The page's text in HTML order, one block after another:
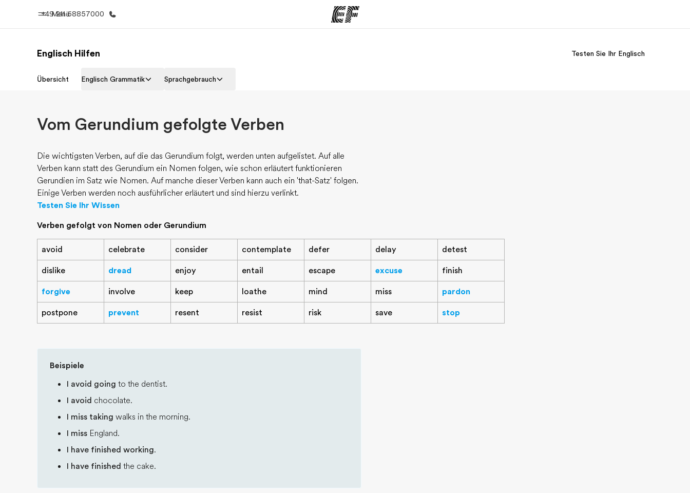
Menü
+49 211 68857000
Home Programme
Englisch Hilfen Testen Sie Ihr Englisch
Übersicht Englisch Grammatik Sprachgebrauch
Vom Gerundium gefolgte Verben
Die wichtigsten Verben, auf die das Gerundium folgt, werden unten aufgelistet. Auf alle
Verben kann statt des Gerundium ein Nomen folgen, wie schon erläutert funktionieren
Gerundien im Satz wie Nomen. Auf manche dieser Verben kann auch ein 'that-Satz' folgen.
Einige Verben werden noch ausführlicher erläutert und sind hierzu verlinkt.
Testen Sie Ihr Wissen
Verben gefolgt von Nomen oder Gerundium
avoid celebrate consider contemplate defer delay detest
dislike dread enjoy entail escape excuse finish
forgive involve keep loathe mind miss pardon
postpone prevent resent resist risk save stop
Beispiele
I avoid going to the dentist.
I avoid chocolate.
I miss taking walks in the morning.
I miss England.
I have finished working.
I have finished the cake.